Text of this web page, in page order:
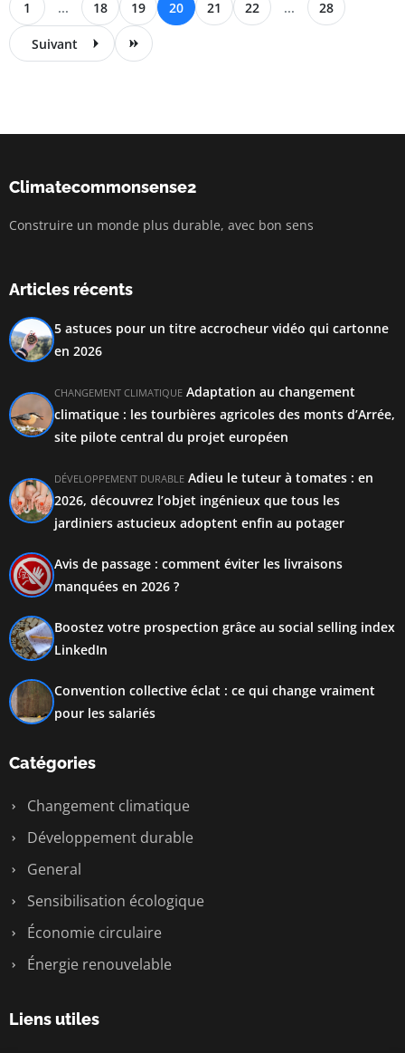
1 ... 18 19 20 21 22 ... 28
Suivant
Climatecommonsense2
Construire un monde plus durable, avec bon sens
Articles récents
5 astuces pour un titre accrocheur vidéo qui cartonne
en 2026
CHANGEMENT CLIMATIQUE Adaptation au changement
climatique : les tourbières agricoles des monts d’Arrée,
site pilote central du projet européen
DÉVELOPPEMENT DURABLE Adieu le tuteur à tomates : en
2026, découvrez l’objet ingénieux que tous les
jardiniers astucieux adoptent enfin au potager
Avis de passage : comment éviter les livraisons
manquées en 2026 ?
Boostez votre prospection grâce au social selling index
LinkedIn
Convention collective éclat : ce qui change vraiment
pour les salariés
Catégories
Changement climatique
Développement durable
General
Sensibilisation écologique
Économie circulaire
Énergie renouvelable
Liens utiles